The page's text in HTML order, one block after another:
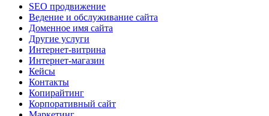
SEO продвижение
Ведение и обслуживание сайта
Доменное имя сайта
Другие услуги
Интернет-витрина
Интернет-магазин
Кейсы
Контакты
Копирайтинг
Корпоративный сайт